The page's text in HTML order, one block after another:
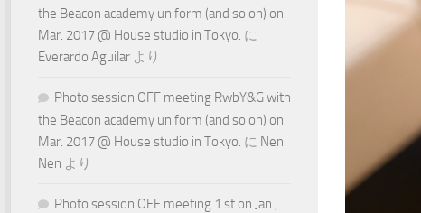
the Beacon academy uniform (and so on) on
Mar. 2017 @ House studio in Tokyo. に
Everardo Aguilar より
Photo session OFF meeting RwbY&G with
the Beacon academy uniform (and so on) on
Mar. 2017 @ House studio in Tokyo. に Nen
Nen より
Photo session OFF meeting 1.st on Jan.,